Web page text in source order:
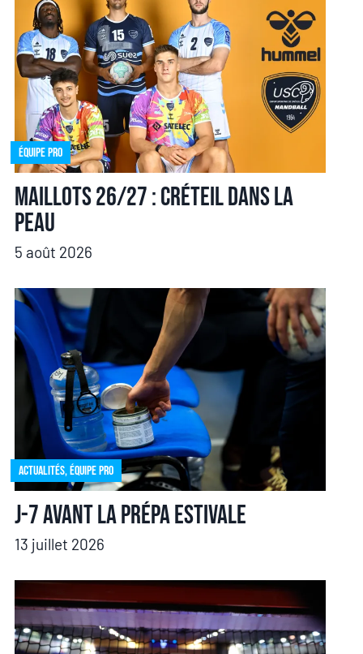
Équipe pro
Maillots 26/27 : Créteil dans la
peau
5 août 2026
Actualités,Équipe pro
J-7 avant la prépa estivale
13 juillet 2026